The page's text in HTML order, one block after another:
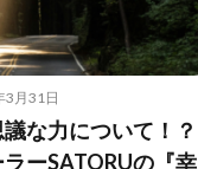
3月31日
な力について！？
ーSATORUの『幸